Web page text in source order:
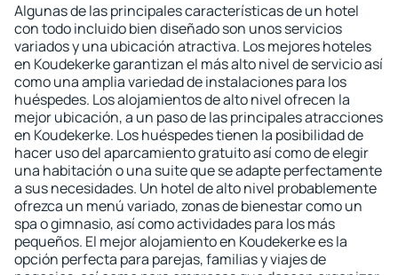
Algunas de las principales características de un hotel
con todo incluido bien diseñado son unos servicios
variados y una ubicación atractiva. Los mejores hoteles
en Koudekerke garantizan el más alto nivel de servicio así
como una amplia variedad de instalaciones para los
huéspedes. Los alojamientos de alto nivel ofrecen la
mejor ubicación, a un paso de las principales atracciones
en Koudekerke. Los huéspedes tienen la posibilidad de
hacer uso del aparcamiento gratuito así como de elegir
una habitación o una suite que se adapte perfectamente
a sus necesidades. Un hotel de alto nivel probablemente
ofrezca un menú variado, zonas de bienestar como un
spa o gimnasio, así como actividades para los más
pequeños. El mejor alojamiento en Koudekerke es la
opción perfecta para parejas, familias y viajes de